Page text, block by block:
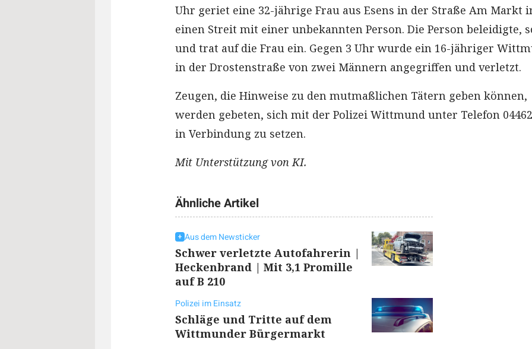
Uhr geriet eine 32-jährige Frau aus Esens in der Straße Am Markt
einen Streit mit einer unbekannten Person. Die Person beleidigte,
und trat auf die Frau ein. Gegen 3 Uhr wurde ein 16-jähriger
in der Drostenstraße von zwei Männern angegriffen und verletzt.
Zeugen, die Hinweise zu den mutmaßlichen Tätern geben können,
werden gebeten, sich mit der Polizei Wittmund unter Telefon
in Verbindung zu setzen.
Mit Unterstützung von KI.
Ähnliche Artikel
Aus dem Newsticker
Schwer verletzte Autofahrerin |
Heckenbrand | Mit 3,1 Promille
auf B 210
Polizei im Einsatz
Schläge und Tritte auf dem
Wittmunder Bürgermarkt